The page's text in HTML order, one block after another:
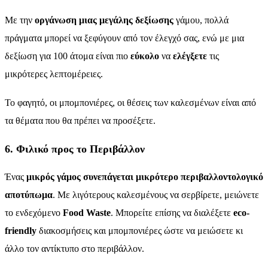
Με την οργάνωση μιας μεγάλης δεξίωσης γάμου, πολλά
πράγματα μπορεί να ξεφύγουν από τον έλεγχό σας, ενώ με μια
δεξίωση για 100 άτομα είναι πιο εύκολο να ελέγξετε τις
μικρότερες λεπτομέρειες.
Το φαγητό, οι μπομπονιέρες, οι θέσεις των καλεσμένων είναι από
τα θέματα που θα πρέπει να προσέξετε.
6. Φιλικό προς το Περιβάλλον
Ένας μικρός γάμος συνεπάγεται μικρότερο περιβαλλοντολογικό
αποτύπωμα. Με λιγότερους καλεσμένους να σερβίρετε, μειώνετε
το ενδεχόμενο Food Waste. Μπορείτε επίσης να διαλέξετε eco-
friendly διακοσμήσεις και μπομπονιέρες ώστε να μειώσετε κι
άλλο τον αντίκτυπο στο περιβάλλον.